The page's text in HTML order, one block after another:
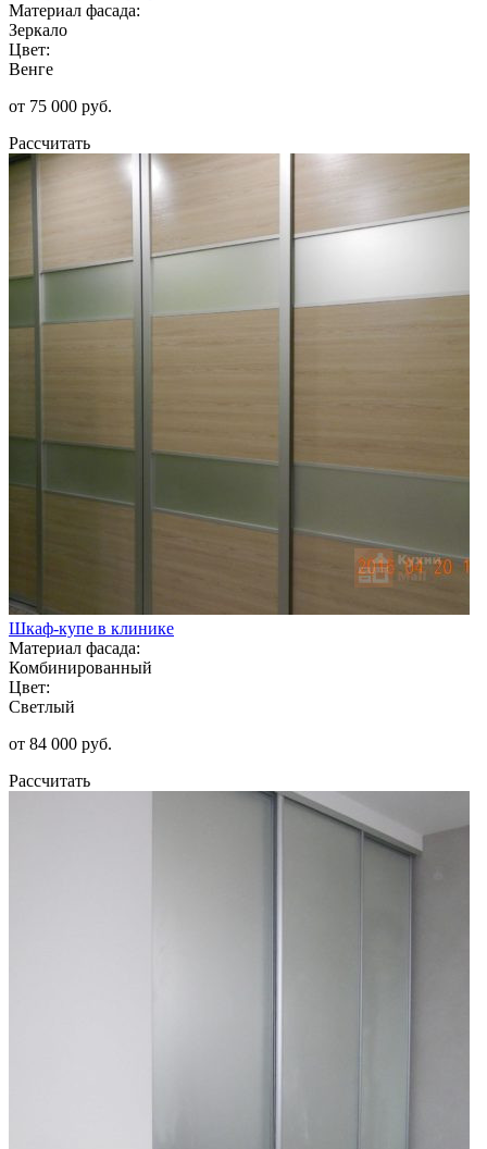
Материал фасада:
Зеркало
Цвет:
Венге
от 75 000 руб.
Рассчитать
Шкаф-купе в клинике
Материал фасада:
Комбинированный
Цвет:
Светлый
от 84 000 руб.
Рассчитать